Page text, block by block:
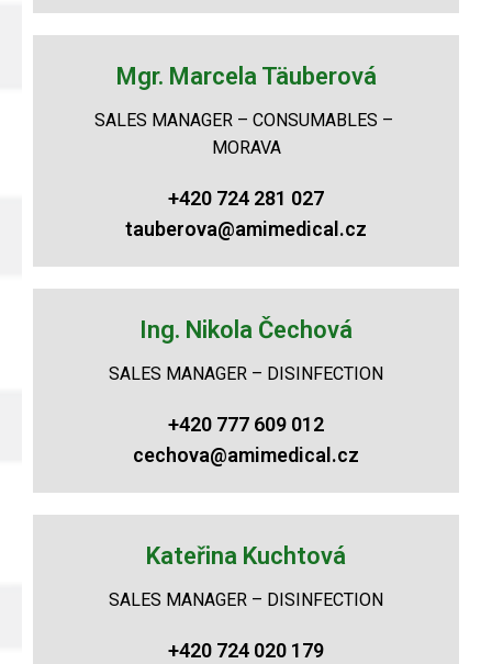
Mgr. Marcela Täuberová
SALES MANAGER – CONSUMABLES –
MORAVA
+420 724 281 027
tauberova@amimedical.cz
Ing. Nikola Čechová
SALES MANAGER – DISINFECTION
+420 777 609 012
cechova@amimedical.cz
Kateřina Kuchtová
SALES MANAGER – DISINFECTION
+420 724 020 179